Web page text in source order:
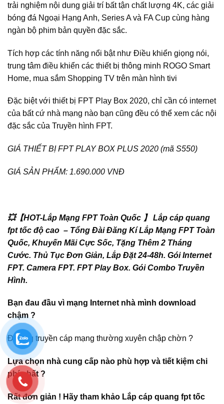
trải nghiệm nội dung giải trí bất tận chất lượng 4K, các giải
bóng đá Ngoại Hạng Anh, Series A và FA Cup cùng hàng
ngàn bộ phim bản quyền đặc sắc.
Tích hợp các tính năng nổi bật như Điều khiển giọng nói,
trung tâm điều khiển các thiết bị thông minh ROGO Smart
Home, mua sắm Shopping TV trên màn hình tivi
Đặc biệt với thiết bị FPT Play Box 2020, chỉ cần có internet
của bất cứ nhà mạng nào bạn cũng đều có thể xem các nội
đặc sắc của Truyền hình FPT.
GIÁ THIẾT BỊ FPT PLAY BOX PLUS 2020 (mã S550)
GIÁ SẢN PHẨM: 1.690.000 VNĐ
💥【HOT-Lắp Mạng FPT Toàn Quốc 】 Lắp cáp quang
fpt tốc độ cao – Tổng Đài Đăng Kí Lắp Mạng FPT Toàn
Quốc, Khuyến Mãi Cực Sốc, Tặng Thêm 2 Tháng
Cước. Thủ Tục Đơn Giản, Lắp Đặt 24-48h. Gói Internet
FPT. Camera FPT. FPT Play Box. Gói Combo Truyền
Hình.
Bạn đau đầu vì mạng Internet nhà mình download
chậm ?
Đường truyền cáp mạng thường xuyên chập chờn ?
Lựa chọn nhà cung cấp nào phù hợp và tiết kiệm chi
phí nhất ?
Rất đơn giản ! Hãy tham khảo Lắp cáp quang fpt tốc